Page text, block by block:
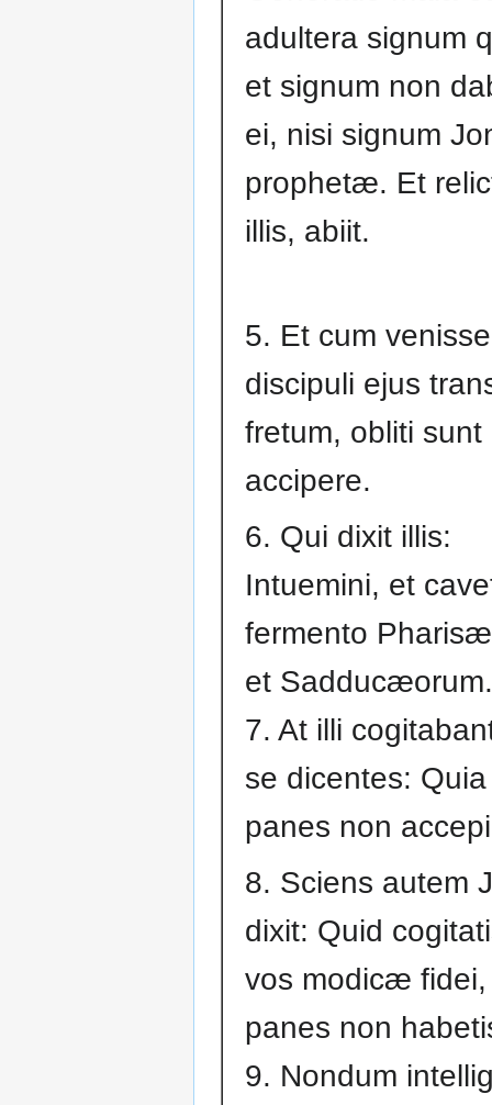
adultera signum
et signum non
ei, nisi signum
prophetæ. Et
illis, abiit.
5. Et cum
discipuli ejus
fretum, obliti sunt
accipere.
6. Qui dixit illis:
Intuemini, et
fermento
et Sadducæorum.
7. At illi
se dicentes: Quia
panes non
8. Sciens autem
dixit: Quid
vos modicæ
panes non
9. Nondum